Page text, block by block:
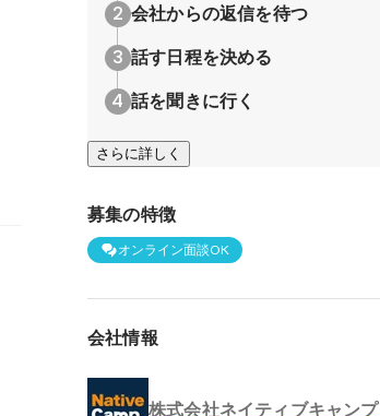
会社からの返信を待つ
話す日程を決める
話を聞きに行く
さらに詳しく
募集の特徴
オンライン面談OK
会社情報
株式会社ネイティブキャンプ